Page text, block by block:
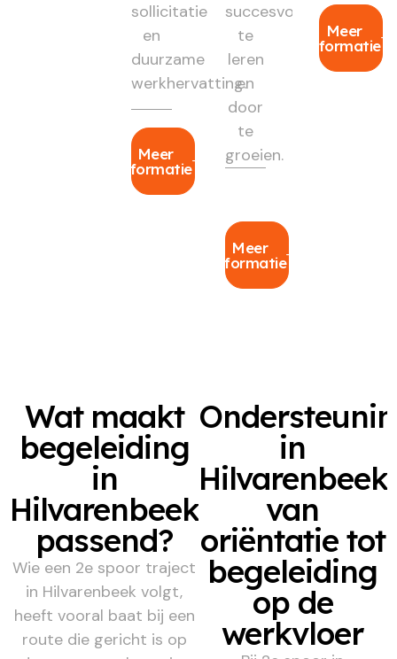
sollicitatie
en
duurzame
werkhervatting.
Meer
informatie
succesvol
te
leren
en
door
te
groeien.
Meer
informatie
Meer
informatie
Wat maakt
begeleiding
in
Hilvarenbeek
passend?
Wie een 2e spoor traject
in Hilvarenbeek volgt,
heeft vooral baat bij een
route die gericht is op
in
Hilvarenbeek,
van
oriëntatie tot
begeleiding
op de
werkvloer